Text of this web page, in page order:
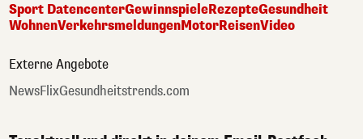
Sport DatencenterGewinnspieleRezepteGesundheit
WohnenVerkehrsmeldungenMotorReisenVideo
Externe Angebote
NewsFlixGesundheitstrends.com